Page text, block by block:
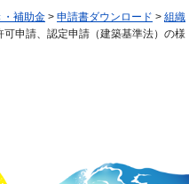
・補助金 > 申請書ダウンロード > 組織
可申請、認定申請（建築基準法）の様